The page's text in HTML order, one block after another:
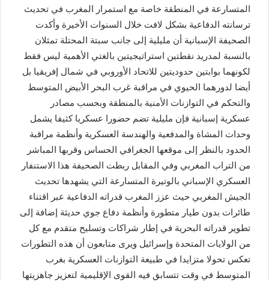
المتسارعة في المنطقة خاصة مع استمرار المغرب في تحديث
ترسانته الدفاعية بشكل لافت خلال السنوات الأخيرة وأكدت
الصحيفة الإسبانية أن مليلية إلى جانب سبتة المحتلة تمثلان
بالنسبة لمدريد نقطتين استراتيجيتين بالغتي الأهمية ليس فقط
لكونهما بوابتين حدوديتين للاتحاد الأوروبي في شمال إفريقيا بل
أيضا لدورهما الحيوي في مراقبة غرب البحر الأبيض المتوسط
والتحكم في التوازنات الأمنية بالمنطقة وبحسب مصادر
عسكرية إسبانية فإن مليلية تضم حضورا عسكريا كثيفا يشمل
وحدات المشاة والمدفعية والهندسة العسكرية وأنظمة مراقبة
الحدود بالنظر إلى موقعها الجغرافي الحساس وقربها المباشر
من التراب المغربي وفي المقابل ربطت الصحيفة هذا الاستنفار
العسكري الإسباني بالوتيرة المتسارعة التي يشهدها تحديث
الجيش المغربي حيث عزز المغرب قدراته الدفاعية عبر اقتناء
طائرات بدون طيار متطورة وأنظمة دفاع جوي حديثة إضافة إلى
تطوير قدراته البحرية في إطار شراكات وتسليح متقدم مع كل
من الولايات المتحدة وإسرائيل ويرى متابعون أن هذه التطورات
تعكس تحولا متزايدا في طبيعة التوازنات العسكرية بغرب
المتوسط في وقت تتسابق فيه القوى الإقليمية لتعزيز جاهزيتها